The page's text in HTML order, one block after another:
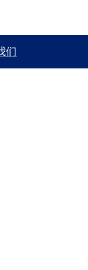
们